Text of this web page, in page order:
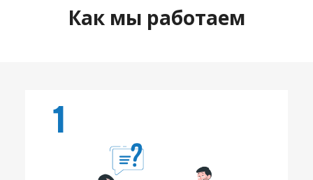
Как мы работаем
1